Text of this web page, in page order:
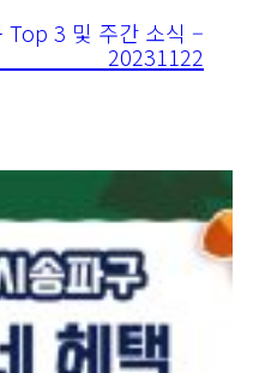
Top 3 및 주간 소식 –
20231122